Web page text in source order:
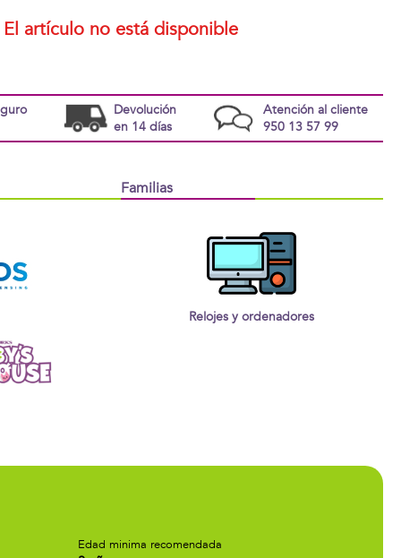
El artículo no está disponible
Devolución
en 14 días
Atención al cliente
950 13 57 99
Familias
Relojes y ordenadores
Edad minima recomendada